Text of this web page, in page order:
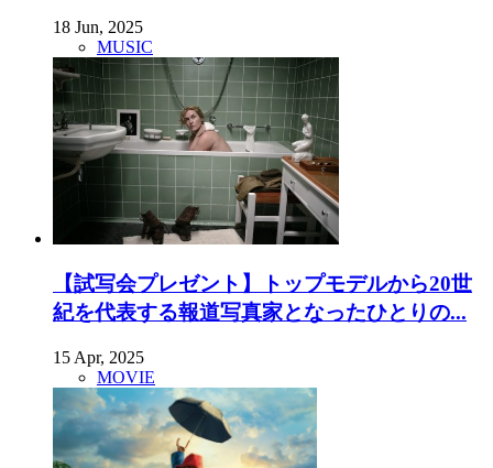
18 Jun, 2025
MUSIC
【試写会プレゼント】トップモデルから20世
紀を代表する報道写真家となったひとりの...
15 Apr, 2025
MOVIE